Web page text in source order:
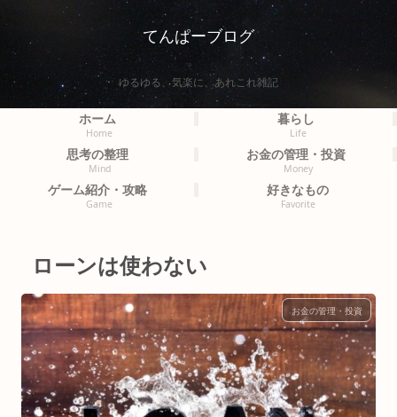
てんぱーブログ
ゆるゆる、気楽に、あれこれ雑記
ホーム
Home
暮らし
Life
思考の整理
Mind
お金の管理・投資
Money
ゲーム紹介・攻略
Game
好きなもの
Favorite
ローンは使わない
お金の管理・投資